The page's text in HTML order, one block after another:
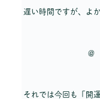
遅い時間ですが、よ
＠ ＠
それでは今回も「開